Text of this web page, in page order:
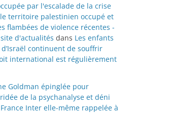
par l'escalade de la crise
territoire palestinien occupé et
flambées de violence récentes -
d'actualités dans Les enfants
continuent de souffrir
international est régulièrement
Goldman épinglée pour
de la psychanalyse et déni
Inter elle-même rappelée à